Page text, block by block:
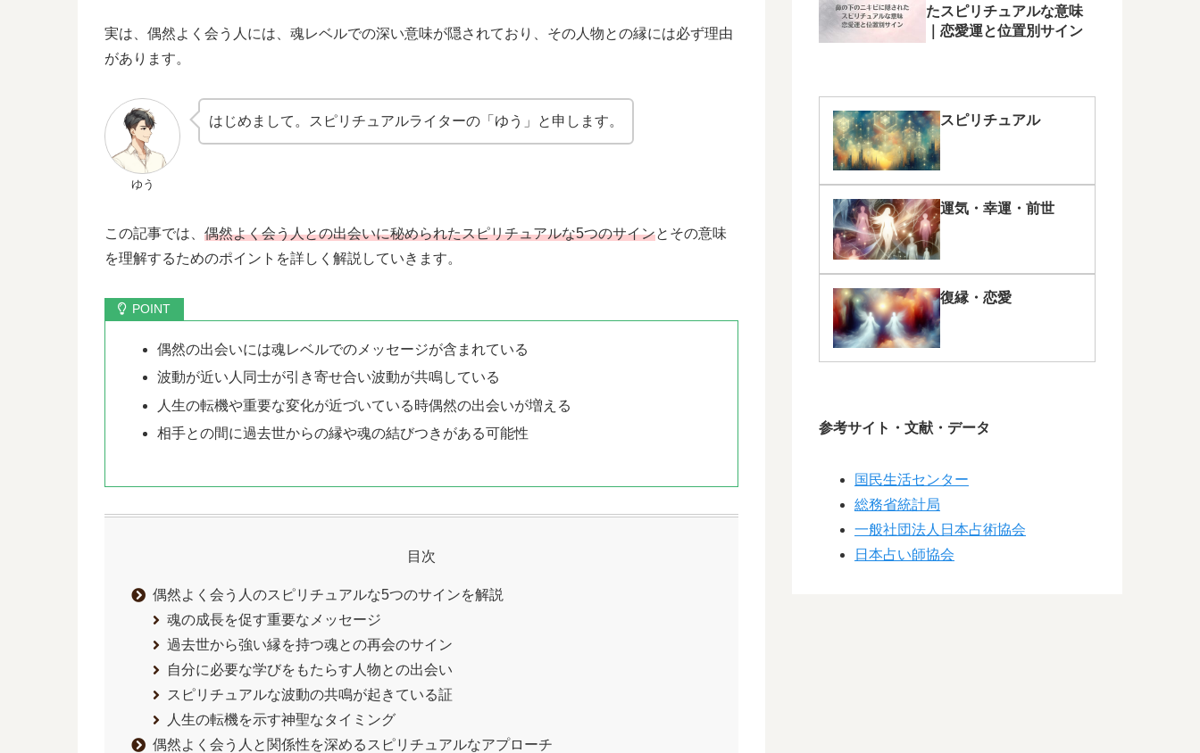
実は、偶然よく会う人には、魂レベルでの深い意味が隠されており、その人物との縁には必ず理由
があります。
ゆう
はじめまして。スピリチュアルライターの「ゆう」と申します。
この記事では、 偶然よく会う人との出会いに秘められたスピリチュアルな5つのサインとその意味
を理解するためのポイントを詳しく解説していきます。
偶然の出会いには魂レベルでのメッセージが含まれている
波動が近い人同士が引き寄せ合い波動が共鳴している
人生の転機や重要な変化が近づいている時偶然の出会いが増える
相手との間に過去世からの縁や魂の結びつきがある可能性
目次
偶然よく会う人のスピリチュアルな5つのサインを解説
魂の成長を促す重要なメッセージ
過去世から強い縁を持つ魂との再会のサイン
自分に必要な学びをもたらす人物との出会い
スピリチュアルな波動の共鳴が起きている証
人生の転機を示す神聖なタイミング
偶然よく会う人と関係性を深めるスピリチュアルなアプローチ
たスピリチュアルな意味
｜恋愛運と位置別サイン
スピリチュアル
運気・幸運・前世
復縁・恋愛
参考サイト・文献・データ
国民生活センター
総務省統計局
一般社団法人日本占術協会
日本占い師協会